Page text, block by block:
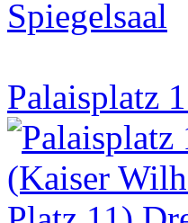
Spiegelsaal
Palaisplatz